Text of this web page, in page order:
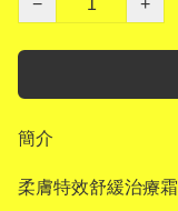
−
+
簡介
柔膚特效舒緩治療霜